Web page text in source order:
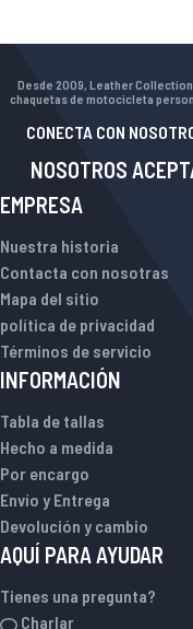
Desde 2009, Leather
chaquetas de motocicleta
CONECTA CON
NOSOTROS
EMPRESA
Nuestra historia
Contacta con nosotras
Mapa del sitio
política de privacidad
Términos de servicio
INFORMACIÓN
Tabla de tallas
Hecho a medida
Por encargo
Envío y Entrega
Devolución y cambio
AQUÍ PARA AYUDAR
Tienes una pregunta?
Charlar